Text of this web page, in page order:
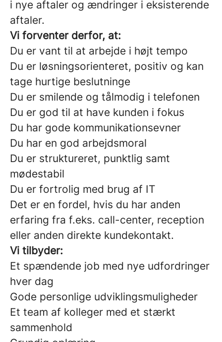
i nye aftaler og ændringer i eksisterende
aftaler.
Vi forventer derfor, at:
Du er vant til at arbejde i højt tempo
Du er løsningsorienteret, positiv og kan
tage hurtige beslutninge
Du er smilende og tålmodig i telefonen
Du er god til at have kunden i fokus
Du har gode kommunikationsevner
Du har en god arbejdsmoral
Du er struktureret, punktlig samt
mødestabil
Du er fortrolig med brug af IT
Det er en fordel, hvis du har anden
erfaring fra f.eks. call-center, reception
eller anden direkte kundekontakt.
Vi tilbyder:
Et spændende job med nye udfordringer
hver dag
Gode personlige udviklingsmuligheder
Et team af kolleger med et stærkt
sammenhold